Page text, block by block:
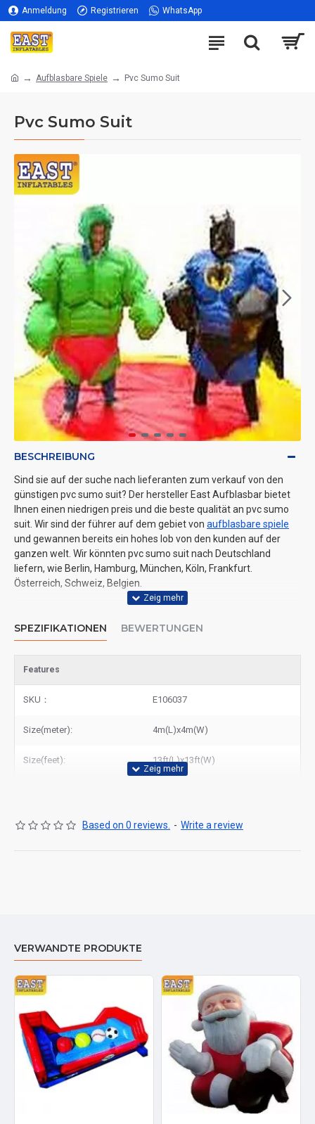
Anmeldung Registrieren WhatsApp
Aufblasbare Spiele Pvc Sumo Suit
Pvc Sumo Suit
BESCHREIBUNG
Sind sie auf der suche nach lieferanten zum verkauf von den
günstigen pvc sumo suit? Der hersteller East Aufblasbar bietet
Ihnen einen niedrigen preis und die beste qualität an pvc sumo
suit. Wir sind der führer auf dem gebiet von aufblasbare spiele
und gewannen bereits ein hohes lob von den kunden auf der
ganzen welt. Wir könnten pvc sumo suit nach Deutschland
liefern, wie Berlin, Hamburg, München, Köln, Frankfurt.
Österreich, Schweiz, Belgien.
SPEZIFIKATIONEN BEWERTUNGEN
Features
SKU： E106037
Size(meter): 4m(L)x4m(W)
Size(feet): 13ft(L)x13ft(W)
Based on 0 reviews. - Write a review
VERWANDTE PRODUKTE